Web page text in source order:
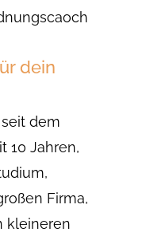
dein
dem
10 Jahren,
Firma,
kleineren